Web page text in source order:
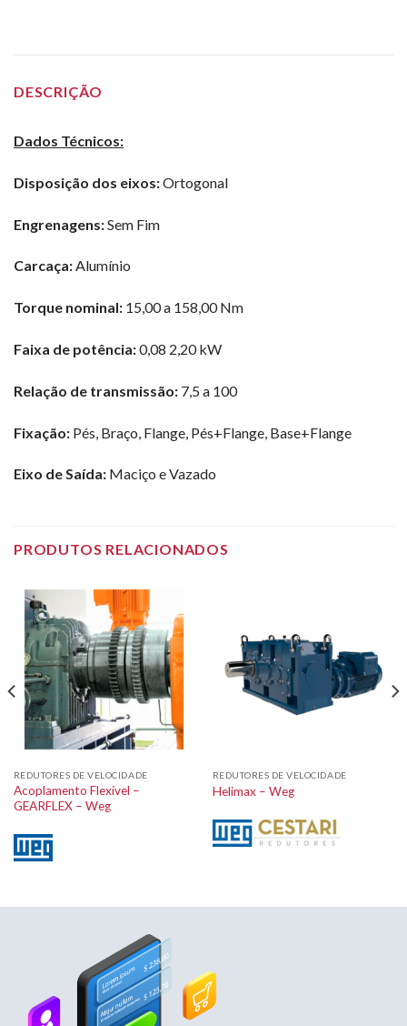
DESCRIÇÃO
Dados Técnicos:
Disposição dos eixos:Ortogonal
Engrenagens:Sem Fim
Carcaça:Alumínio
Torque nominal: 15,00 a 158,00 Nm
Faixa de potência:0,08 2,20 kW
Relação de transmissão: 7,5 a 100
Fixação: Pés, Braço, Flange, Pés+Flange, Base+Flange
Eixo de Saída: Maciço e Vazado
PRODUTOS RELACIONADOS
REDUTORES DE VELOCIDADE
Acoplamento Flexível –
GEARFLEX – Weg
REDUTORES DE VELOCIDADE
Helimax – Weg